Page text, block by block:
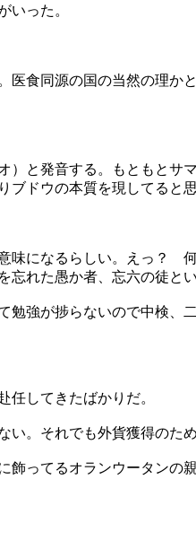
いった。
医食同源の国の当然の理
と発音する。もともと
ドウの本質を現してると思
味になるらしい。えっ
忘れた愚か者、忘六の徒
強が捗らないので中検、
任してきたばかりだ。
。それでも外貨獲得のた
飾ってるオランウータンの